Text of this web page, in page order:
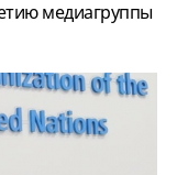
медиагруппы